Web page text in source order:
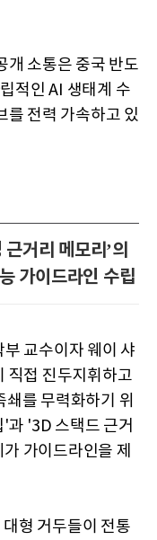
개 소통은 중국 반도
적인 AI 생태계 수
를 전력 가속하고 있
거리 메모리’의
가이드라인 수립
교수이자 웨이 샤
직접 진두지휘하고
를 무력화하기 위
과 '3D 스택드 근거
가이드라인을 제
형 거두들이 전통